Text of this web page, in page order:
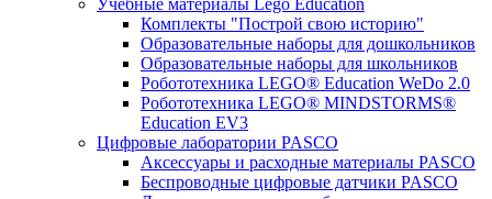
Учебные материалы Lego Education
Комплекты "Построй свою историю"
Образовательные наборы для дошкольников
Образовательные наборы для школьников
Робототехника LEGO® Education WeDo 2.0
Робототехника LEGO® MINDSTORMS®
Education EV3
Цифровые лаборатории PASCO
Аксессуары и расходные материалы PASCO
Беспроводные цифровые датчики PASCO